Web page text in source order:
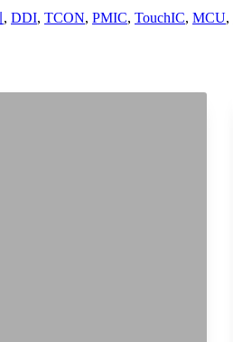
, DDI, TCON, PMIC, TouchIC, MCU,